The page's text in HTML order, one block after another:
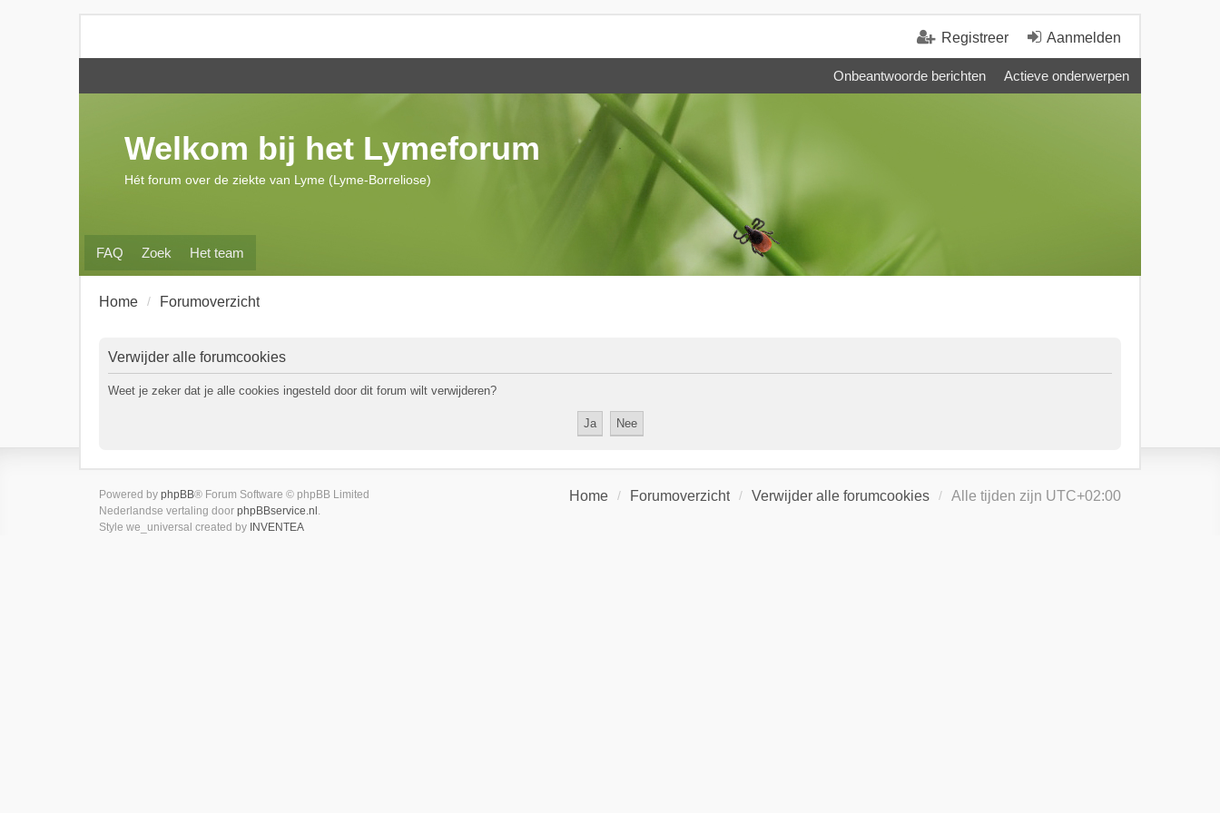
Aanmelden
Registreer
Onbeantwoorde berichten Actieve onderwerpen
FAQ Zoek Het team
Welkom bij het Lymeforum
Hét forum over de ziekte van Lyme (Lyme-Borreliose)
Home Forumoverzicht
Verwijder alle forumcookies
Weet je zeker dat je alle cookies ingesteld door dit forum wilt verwijderen?
Home Forumoverzicht Verwijder alle forumcookies Alle tijden zijn UTC+02:00
Powered by phpBB® Forum Software © phpBB Limited
Nederlandse vertaling door phpBBservice.nl .
Style we_universal created by INVENTEA